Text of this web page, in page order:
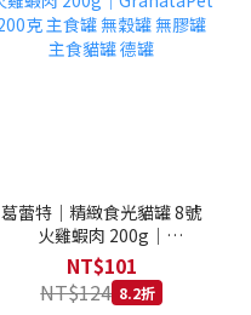
葛蕾特｜精緻食光貓罐 8號
火雞蝦肉 200g｜
GranataPet 200克 主食罐
無穀罐 無膠罐 主食貓罐 德
罐
NT$101
NT$124 8.2折